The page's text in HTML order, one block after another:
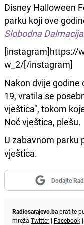
Disney Halloween
parku koji ove
Slobodna Dalmacija
[instagram]https://
w_2/[/instagram]
Nakon dvije godine
19, vratila se
vještica", tokom
Noć vještica, plešu.
U zabavnom parku
vještica.
Dodajte
Radiosarajevo.bapratite
mreža Twitter | Facebook |